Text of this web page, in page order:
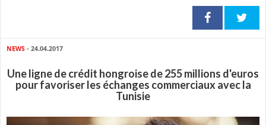
NEWS - 24.04.2017
Une ligne de crédit hongroise de 255 millions d'euros
pour favoriser les échanges commerciaux avec la
Tunisie